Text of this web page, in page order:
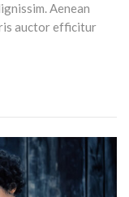
Aenean
auctor efficitur